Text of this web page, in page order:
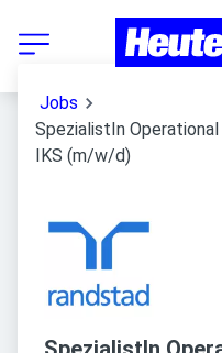
Jobs
SpezialistIn
IKS (m/w/d)